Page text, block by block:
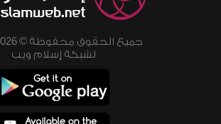
لشبكة إسلام ويب